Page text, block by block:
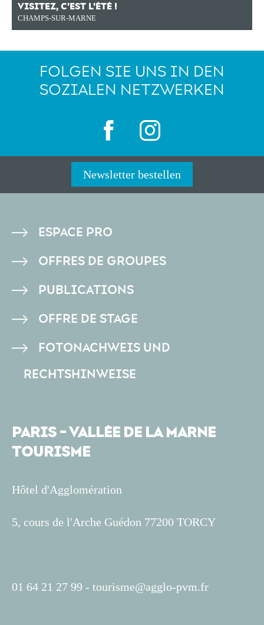
VISITEZ, C'EST L'ÉTÉ !
CHAMPS-SUR-MARNE
FOLGEN SIE UNS IN DEN
SOZIALEN NETZWERKEN
Newsletter bestellen
PIED
DE
ESPACE PRO
OFFRES DE GROUPES
PUBLICATIONS
OFFRE DE STAGE
FOTONACHWEIS UND
RECHTSHINWEISE
PARIS - VALLÉE DE LA MARNE
TOURISME
Hôtel d'Agglomération
5, cours de l'Arche Guédon 77200 TORCY
01 64 21 27 99 - tourisme@agglo-pvm.fr